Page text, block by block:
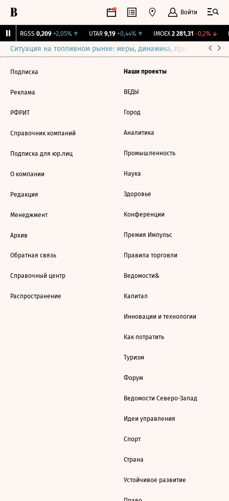
Войти
RGSS 0,209 +2,05%↑ UTAR 9,19 +0,44%↑ IMOEX 2 281,31 -0,2%↓
Ситуация на топливном рынке: меры, динамика, прогнозы
Подписка
Реклама
РФРИТ
Справочник компаний
Подписка для юр.лиц
О компании
Редакция
Менеджмент
Архив
Обратная связь
Справочный центр
Распространение
Наши проекты
ВЕДЫ
Город
Аналитика
Промышленность
Наука
Здоровье
Конференции
Премия Импульс
Правила торговли
Ведомости&
Капитал
Инновации и технологии
Как потратить
Туризм
Форум
Ведомости Северо-Запад
Идеи управления
Спорт
Страна
Устойчивое развитие